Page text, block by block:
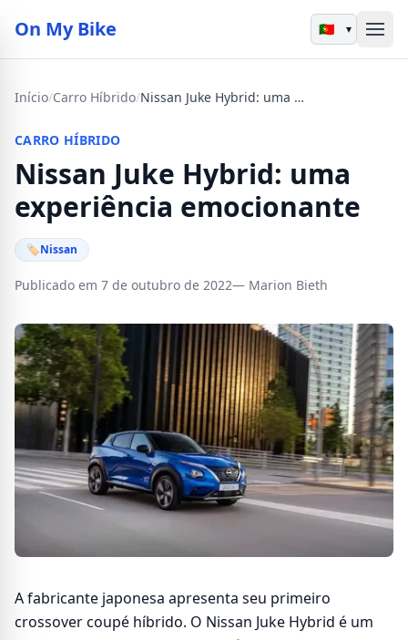
On My Bike ▾
Início/Carro Híbrido/ Nissan Juke Hybrid: uma experiência emocionante
CARRO HÍBRIDO
Nissan Juke Hybrid: uma
experiência emocionante
🏷Nissan
Publicado em 7 de outubro de 2022— Marion Bieth
A fabricante japonesa apresenta seu primeiro
crossover coupé híbrido. O Nissan Juke Hybrid é um